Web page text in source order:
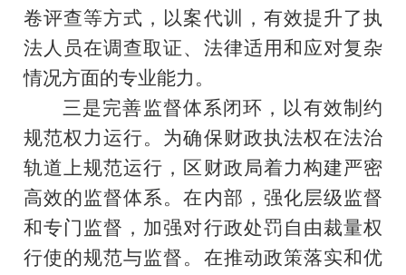
卷评查等方式，以案代训，有效提升了执
法人员在调查取证、法律适用和应对复杂
情况方面的专业能力。
三是完善监督体系闭环，以有效制约
规范权力运行。 为确保财政执法权在法治
轨道上规范运行，区财政局着力构建严密
高效的监督体系。在内部，强化层级监督
和专门监督，加强对行政处罚自由裁量权
行使的规范与监督。在推动政策落实和优